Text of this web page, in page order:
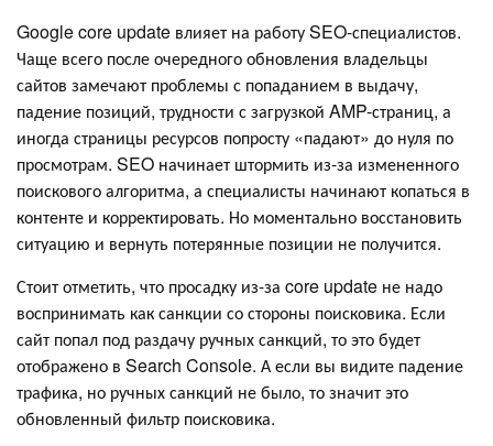
Google core update влияет на работу SEO-специалистов.
Чаще всего после очередного обновления владельцы
сайтов замечают проблемы с попаданием в выдачу,
падение позиций, трудности с загрузкой AMP-страниц, а
иногда страницы ресурсов попросту «падают» до нуля по
просмотрам. SEO начинает штормить из-за измененного
поискового алгоритма, а специалисты начинают копаться в
контенте и корректировать. Но моментально восстановить
ситуацию и вернуть потерянные позиции не получится.
Стоит отметить, что просадку из-за core update не надо
воспринимать как санкции со стороны поисковика. Если
сайт попал под раздачу ручных санкций, то это будет
отображено в Search Console. А если вы видите падение
трафика, но ручных санкций не было, то значит это
обновленный фильтр поисковика.